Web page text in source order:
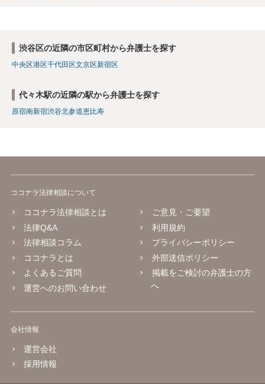
渋谷区の近隣の市区町村から弁護士を探す
中央区港区千代田区文京区新宿区
代々木駅の近隣の駅から弁護士を探す
原宿南新宿渋谷北参道恵比寿
ココナラ法律相談について
ココナラ法律相談とは
法律Q&A
法律相談コラム
ココナラとは
よくあるご質問
運営へのお問い合わせ
ご意見・ご要望
利用規約
プライバシーポリシー
外部送信ポリシー
掲載をご検討の弁護士の方
へ
会社情報
運営会社
採用情報